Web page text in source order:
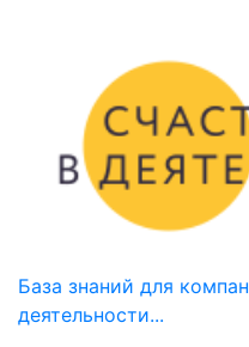
База знаний для
деятельности...